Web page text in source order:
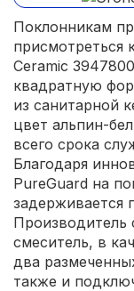
Поклонникам
присмотреться
Ceramic
квадратную
из санитарной
цвет альпин-
всего срока
Благодаря
PureGuard на
задерживается
Производитель
смеситель, в
два
также и